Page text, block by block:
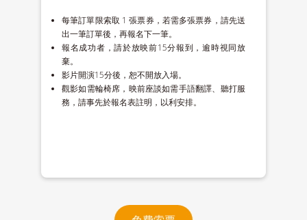
每筆訂單限索取 1 張票券，若需多張票券，請先送
出一筆訂單後，再報名下一筆。
報名成功者，請於放映前15分報到，逾時視同放
棄。
影片開演15分後，恕不開放入場。
觀影如需輪椅席，映前座談如需手語翻譯、聽打服
務，請事先於報名表註明，以利安排。